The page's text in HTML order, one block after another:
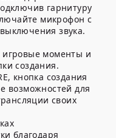
гарнитуру
микрофон с
звука.
моменты и
создания.
кнопка создания
возможностей для
своих
благодаря